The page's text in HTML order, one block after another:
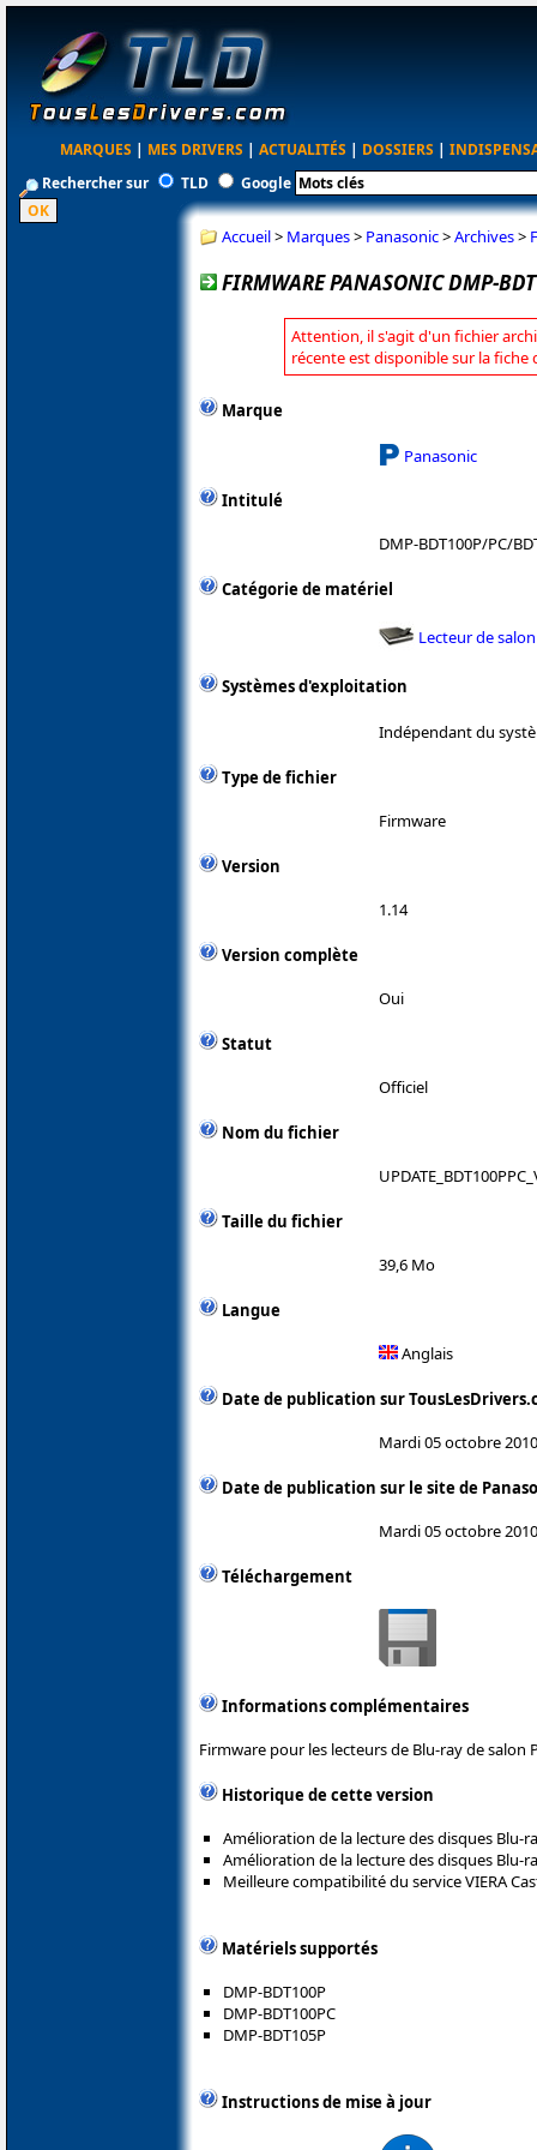
MARQUES | MES DRIVERS | ACTUALITÉS | DOSSIERS |
Rechercher sur
TLD Google
Accueil> Marques> Panasonic>Archives>
FIRMWARE PANASONIC DMP-
Attention, il s'agit d'un fichier
récente est disponible sur la fiche
Marque
Panasonic
Intitulé
DMP-BDT100P/PC/
Catégorie de matériel
Lecteur de salon
Systèmes d'exploitation
Indépendant du
Type de fichier
Firmware
Version
1.14
Version complète
Oui
Statut
Officiel
Nom du fichier
Taille du fichier
39,6 Mo
Langue
Anglais
Date de publication sur
Mardi 05 octobre 2010
Date de publication sur le site de
Mardi 05 octobre 2010
Téléchargement
Informations complémentaires
Firmware pour les lecteurs de Blu-ray de salon
Historique de cette version
Amélioration de la lecture des disques Blu-
Amélioration de la lecture des disques Blu-
Meilleure compatibilité du service VIERA
Matériels supportés
DMP-BDT100P
DMP-BDT100PC
DMP-BDT105P
Instructions de mise à jour